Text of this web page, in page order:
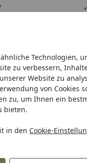
Technologien,
zu verbessern,
Website zu
von Cookies
zu, um Ihnen ein
bieten.
in den Cookie-
& Tricks
Zubehör
inkl.
im Sorglos-